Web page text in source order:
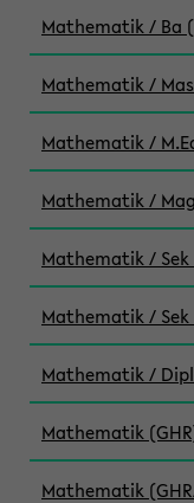
Mathematik / Ba
Mathematik /
Mathematik /
Mathematik / Mag
Mathematik / Sek
Mathematik / Sek
Mathematik /
Mathematik
Mathematik